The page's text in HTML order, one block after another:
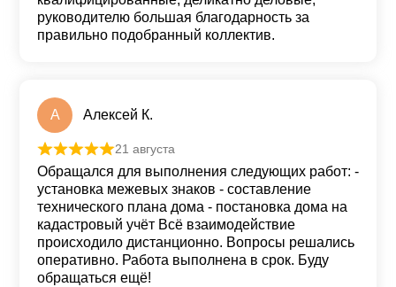
руководителю большая благодарность за
правильно подобранный коллектив.
А Алексей К.
Оценка из 5
21 августа
Обращался для выполнения следующих работ: -
установка межевых знаков - составление
технического плана дома - постановка дома на
кадастровый учёт Всё взаимодействие
происходило дистанционно. Вопросы решались
оперативно. Работа выполнена в срок. Буду
обращаться ещё!